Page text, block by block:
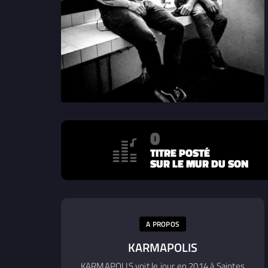
0
TITRE POSTÉ
SUR LE MUR DU SON
A PROPOS
KARMAPOLIS